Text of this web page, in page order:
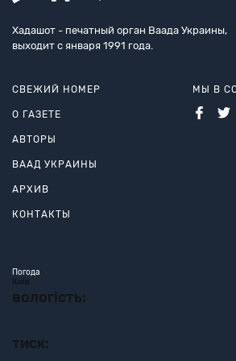
Хадашот - печатный орган Ваада Украины,
выходит с января 1991 года.
СВЕЖИЙ НОМЕР
О ГАЗЕТЕ
АВТОРЫ
ВААД УКРАИНЫ
АРХИВ
КОНТАКТЫ
МЫ В
Погода
Київ
вологість:
тиск: